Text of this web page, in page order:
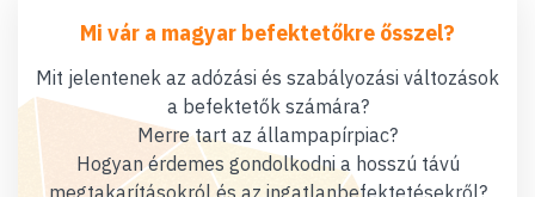
Mi vár a magyar befektetőkre ősszel?
Mit jelentenek az adózási és szabályozási változások
a befektetők számára?
Merre tart az állampapírpiac?
Hogyan érdemes gondolkodni a hosszú távú
megtakarításokról és az ingatlanbefektetésekről?